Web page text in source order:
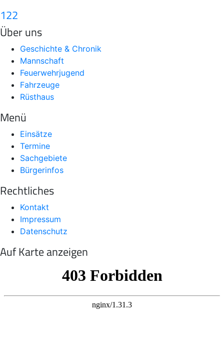
122
Über uns
Geschichte & Chronik
Mannschaft
Feuerwehrjugend
Fahrzeuge
Rüsthaus
Menü
Einsätze
Termine
Sachgebiete
Bürgerinfos
Rechtliches
Kontakt
Impressum
Datenschutz
Auf Karte anzeigen